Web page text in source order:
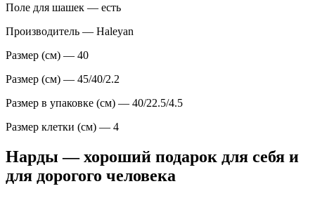
Поле для шашек — есть
Производитель — Haleyan
Размер (см) — 40
Размер (см) — 45/40/2.2
Размер в упаковке (см) — 40/22.5/4.5
Размер клетки (см) — 4
Нарды — хороший подарок для себя и
для дорогого человека